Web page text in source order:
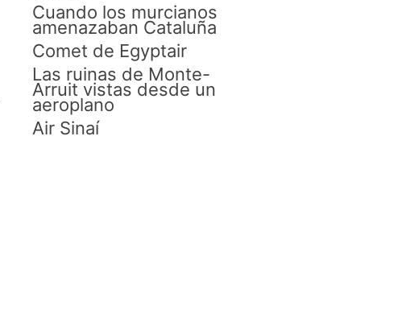
Cuando los murcianos
amenazaban Cataluña
Comet de Egyptair
Las ruinas de Monte-
Arruit vistas desde un
aeroplano
Air Sinaí